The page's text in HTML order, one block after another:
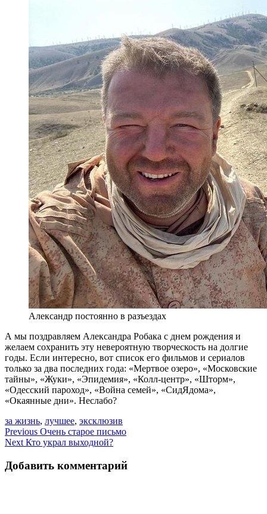
Александр постоянно в разъездах
А мы поздравляем Александра Робака с днем рождения и
желаем сохранить эту невероятную творческость на долгие
годы. Если интересно, вот список его фильмов и сериалов
только за два последних года: «Мертвое озеро», «Московские
тайны», «Жуки», «Эпидемия», «Колл-центр», «Шторм»,
«Одесский пароход», «Война семей», «СидЯдома»,
«Окаянные дни». Неслабо?
за жизнь, лучшее, эксклюзив
Навигация
по
записям
Previous Очень старое письмо
Next Кто украл выходной?
Добавить комментарий